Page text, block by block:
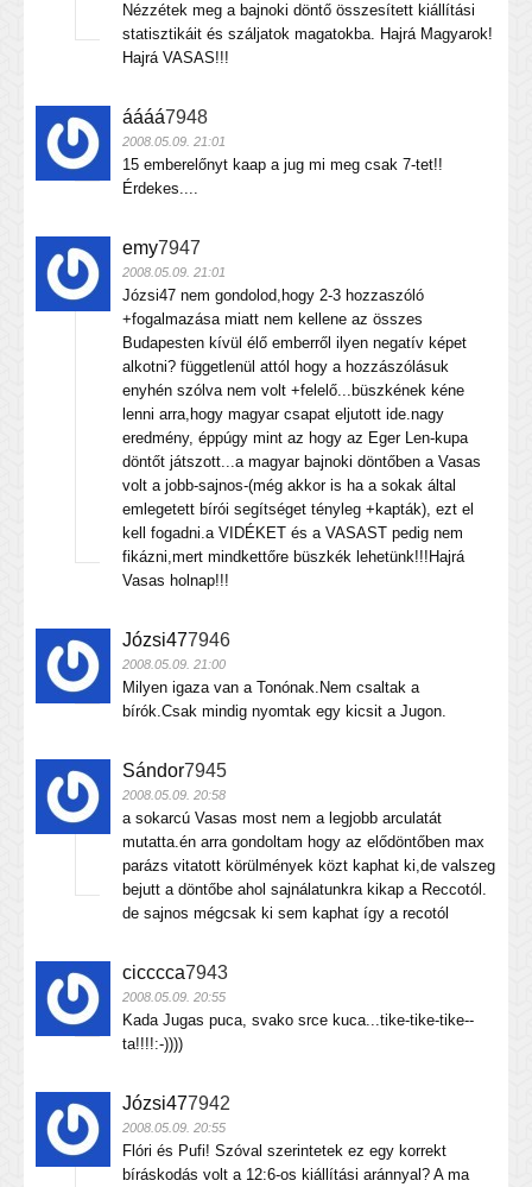
Nézzétek meg a bajnoki döntő összesített kiállítási
statisztikáit és száljatok magatokba. Hajrá Magyarok!
Hajrá VASAS!!!
áááá7948
2008.05.09. 21:01
15 emberelőnyt kaap a jug mi meg csak 7-tet!!
Érdekes....
emy7947
2008.05.09. 21:01
Józsi47 nem gondolod,hogy 2-3 hozzaszóló
+fogalmazása miatt nem kellene az összes
Budapesten kívül élő emberről ilyen negatív képet
alkotni? függetlenül attól hogy a hozzászólásuk
enyhén szólva nem volt +felelő...büszkének kéne
lenni arra,hogy magyar csapat eljutott ide.nagy
eredmény, éppúgy mint az hogy az Eger Len-kupa
döntőt játszott...a magyar bajnoki döntőben a Vasas
volt a jobb-sajnos-(még akkor is ha a sokak által
emlegetett bírói segítséget tényleg +kapták), ezt el
kell fogadni.a VIDÉKET és a VASAST pedig nem
fikázni,mert mindkettőre büszkék lehetünk!!!Hajrá
Vasas holnap!!!
Józsi477946
2008.05.09. 21:00
Milyen igaza van a Tonónak.Nem csaltak a
bírók.Csak mindig nyomtak egy kicsit a Jugon.
Sándor7945
2008.05.09. 20:58
a sokarcú Vasas most nem a legjobb arculatát
mutatta.én arra gondoltam hogy az elődöntőben max
parázs vitatott körülmények közt kaphat ki,de valszeg
bejutt a döntőbe ahol sajnálatunkra kikap a Reccotól.
de sajnos mégcsak ki sem kaphat így a recotól
cicccca7943
2008.05.09. 20:55
Kada Jugas puca, svako srce kuca...tike-tike-tike--
ta!!!!:-))))
Józsi477942
2008.05.09. 20:55
Flóri és Pufi! Szóval szerintetek ez egy korrekt
bíráskodás volt a 12:6-os kiállítási aránnyal? A ma